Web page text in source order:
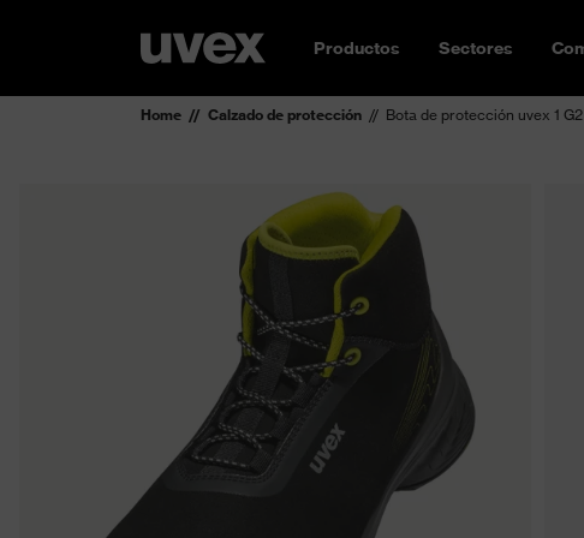
Productos Sectores
Home Calzado de protección Bota de protección uvex 1